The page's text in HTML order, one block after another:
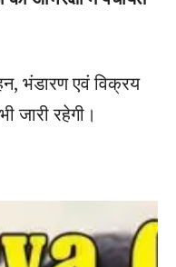
भंडारण एवं विक्रय
जारी रहेगी।